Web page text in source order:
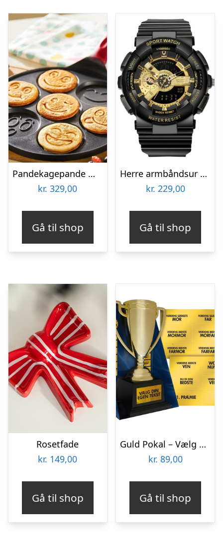
Pandekagepande med smiley ansigter
kr. 329,00
Gå til shop
Herre armbåndsur – Inka luxury sport
kr. 229,00
Gå til shop
Rosetfade
kr. 149,00
Gå til shop
Guld Pokal – Vælg Din Egen Tekst
kr. 89,00
Gå til shop